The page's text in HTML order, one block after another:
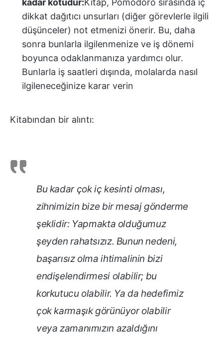
kadar kötüdür:Kitap, Pomodoro sırasında iç
dikkat dağıtıcı unsurları (diğer görevlerle ilgili
düşünceler) not etmenizi önerir. Bu, daha
sonra bunlarla ilgilenmenize ve iş dönemi
boyunca odaklanmanıza yardımcı olur.
Bunlarla iş saatleri dışında, molalarda nasıl
ilgileneceğinize karar verin
Kitabından bir alıntı:
Bu kadar çok iç kesinti olması,
zihnimizin bize bir mesaj gönderme
şeklidir: Yapmakta olduğumuz
şeyden rahatsızız. Bunun nedeni,
başarısız olma ihtimalinin bizi
endişelendirmesi olabilir; bu
korkutucu olabilir. Ya da hedefimiz
çok karmaşık görünüyor olabilir
veya zamanımızın azaldığını